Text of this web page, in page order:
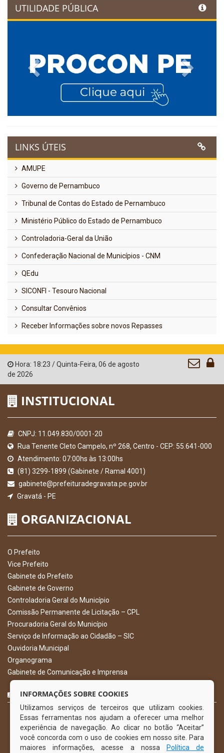
UTILIDADE PÚBLICA
Previous
LINKS ÚTEIS
AMUPE
Governo de Pernambuco
Tribunal de Contas do Estado de Pernambuco
Ministério Público do Estado de Pernambuco
Controladoria-Geral da União
Confederação Nacional de Municípios - CNM
QEdu
SICONFI - Tesouro Nacional
Consultar Convênios
Receber Informações sobre novos Repasses
Hora: 18:23 /Quinta-Feira, 06 de agosto
de 2026
INSTITUCIONAL
CNPJ: 11.049.830/0001-20
Rua Tenente Cleto Campelo, nº 268, Centro - CEP: 55.641-000
Atendimento: 07:00hs às 13:00hs
(81) 3299-1899 (Gabinete / Ramal 4001)
gabinete@prefeituradegravata.pe.gov.br
Gravatá - PE
ORGANIZACIONAL
O Prefeito
Vice Prefeito
Gabinete do Prefeito
Gabinete de Governo
Controladoria Geral do Município
Comissão Permanente de Licitação – CPL
Procuradoria Geral do Município
Serviço de Informação ao Cidadão – SIC
Ouvidoria Municipal
Organograma
Gabinete de Comunicação e Imprensa
CURTA NOSSA FAN PAGE
INFORMAÇÕES SOBRE COOKIES
Utilizamos serviços de terceiros que utilizam cookies.
Essas ferramentas nos ajudam a oferecer uma melhor
experiência de navegação. Ao clicar no botão “Aceitar”
você concorda com o uso de cookies em nosso site. Para
maiores informações, acesse a nossa
Política de